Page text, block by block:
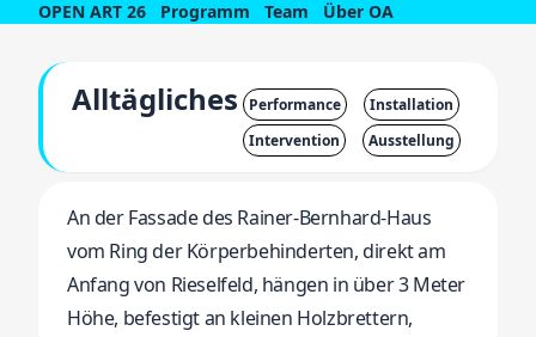
OPEN ART 26 Programm Team Über OA
Alltägliches Performance
Installation
Intervention
Ausstellung
An der Fassade des Rainer-Bernhard-Haus
vom Ring der Körperbehinderten, direkt am
Anfang von Rieselfeld, hängen in über 3 Meter
Höhe, befestigt an kleinen Holzbrettern,